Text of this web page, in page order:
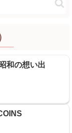
の想い出